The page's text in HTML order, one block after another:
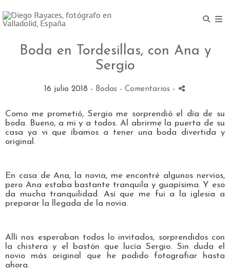
Boda en Tordesillas, con Ana y
Sergio
16 julio 2018 - Bodas - Comentarios -
Como me prometió, Sergio me sorprendió el día de su
boda. Bueno, a mi y a todos. Al abrirme la puerta de su
casa ya vi que íbamos a tener una boda divertida y
original.
En casa de Ana, la novia, me encontré algunos nervios,
pero Ana estaba bastante tranquila y guapísima. Y eso
da mucha tranquilidad. Así que me fui a la iglesia a
preparar la llegada de la novia.
Allí nos esperaban todos lo invitados, sorprendidos con
la chistera y el bastón que lucía Sergio. Sin duda el
novio más original que he podido fotografiar hasta
ahora.